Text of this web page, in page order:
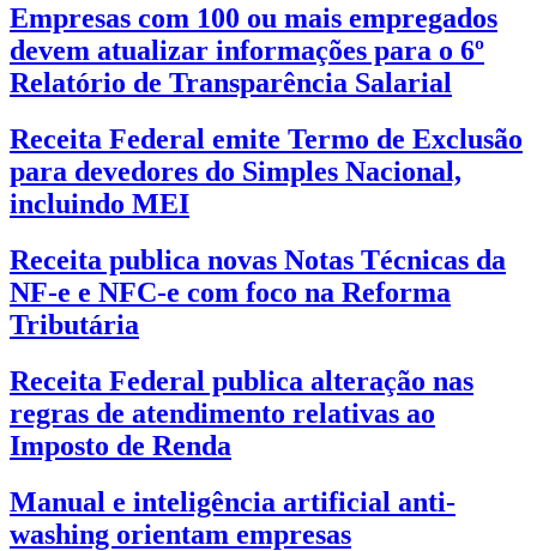
Empresas com 100 ou mais empregados
devem atualizar informações para o 6º
Relatório de Transparência Salarial
Receita Federal emite Termo de Exclusão
para devedores do Simples Nacional,
incluindo MEI
Receita publica novas Notas Técnicas da
NF-e e NFC-e com foco na Reforma
Tributária
Receita Federal publica alteração nas
regras de atendimento relativas ao
Imposto de Renda
Manual e inteligência artificial anti-
washing orientam empresas